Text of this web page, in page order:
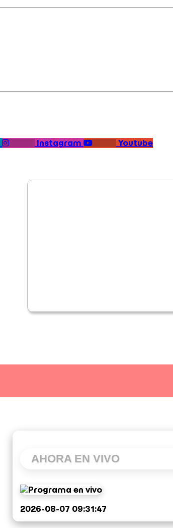
Instagram Youtube
AHORA EN VIVO
2026-08-07 09:31:47